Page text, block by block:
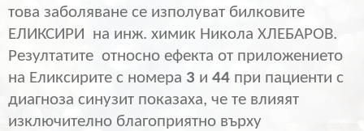
това заболяване се изполуват билковите
ЕЛИКСИРИ
на инж. химик Никола ХЛЕБАРОВ.
Резултатите относно ефекта от приложението
на Еликсирите с номера 3 и 44 при пациенти с
диагноза синузит показаха, че те влияят
изключително благоприятно върху